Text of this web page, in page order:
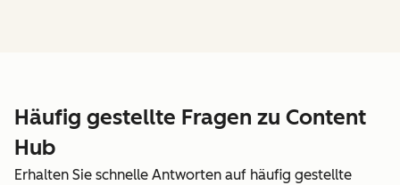
Häufig gestellte Fragen zu Content
Hub
Erhalten Sie schnelle Antworten auf häufig gestellte